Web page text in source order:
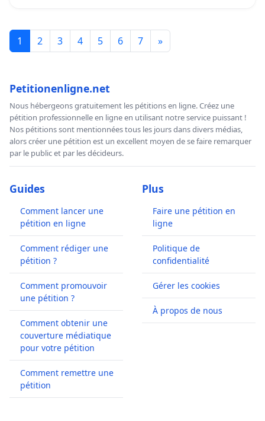
1 2 3 4 5 6 7 »
Petitionenligne.net
Nous hébergeons gratuitement les pétitions en ligne. Créez une
pétition professionnelle en ligne en utilisant notre service puissant !
Nos pétitions sont mentionnées tous les jours dans divers médias,
alors créer une pétition est un excellent moyen de se faire remarquer
par le public et par les décideurs.
Guides
Comment lancer une
pétition en ligne
Comment rédiger une
pétition ?
Comment promouvoir
une pétition ?
Comment obtenir une
couverture médiatique
pour votre pétition
Comment remettre une
pétition
Plus
Faire une pétition en
ligne
Politique de
confidentialité
Gérer les cookies
À propos de nous